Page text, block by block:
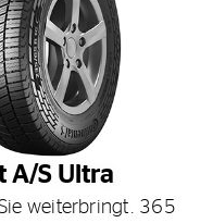
A/S Ultra
weiterbringt. 365